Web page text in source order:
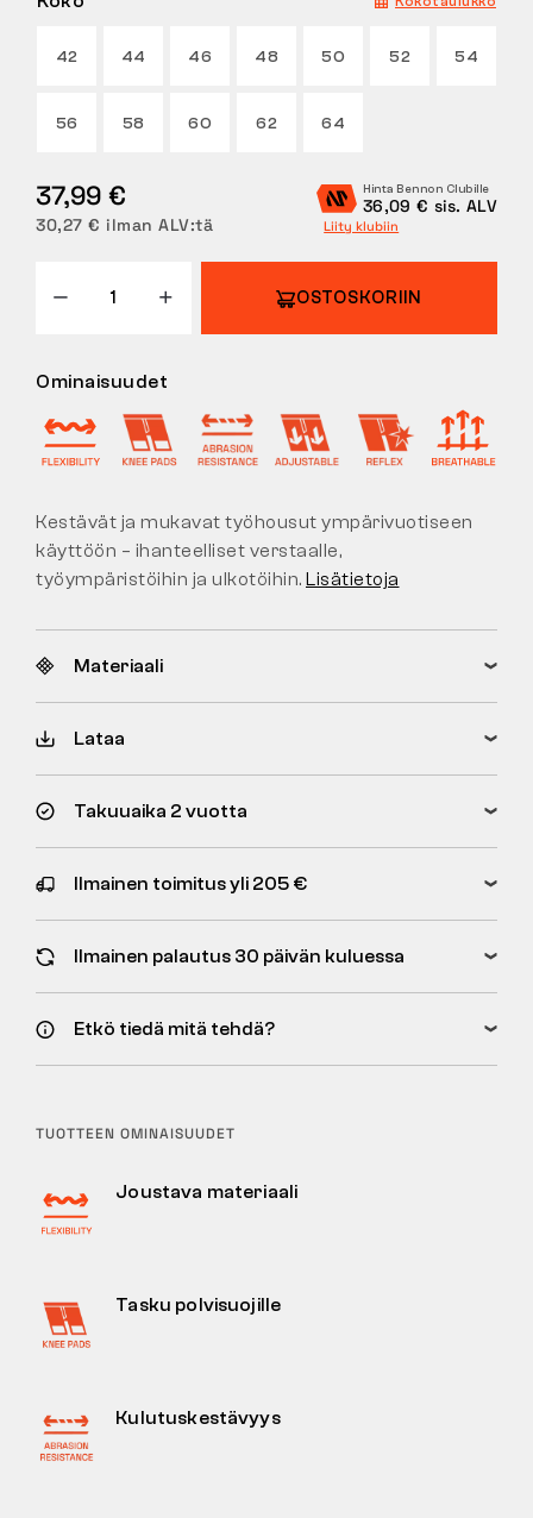
42 44 46 48 50 52 54
56 58 60 62 64
37,99 €
30,27 € ilman ALV:tä
Hinta Bennon Clubille
36,09 € sis. ALV
Liity klubiin
OSTOSKORIIN
Ominaisuudet
Kestävät ja mukavat työhousut ympärivuotiseen
käyttöön – ihanteelliset verstaalle,
työympäristöihin ja ulkotöihin. Lisätietoja
Materiaali
Lataa
Takuuaika 2 vuotta
Ilmainen toimitus yli 205 €
Ilmainen palautus 30 päivän kuluessa
Etkö tiedä mitä tehdä?
TUOTTEEN OMINAISUUDET
Joustava materiaali
Tasku polvisuojille
Kulutuskestävyys